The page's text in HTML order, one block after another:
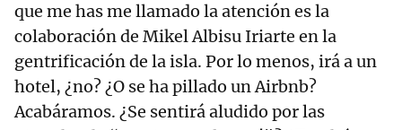
que me has me llamado la atención es la
colaboración de Mikel Albisu Iriarte en la
gentrificación de la isla. Por lo menos, irá a un
hotel, ¿no? ¿O se ha pillado un Airbnb?
Acabáramos. ¿Se sentirá aludido por las